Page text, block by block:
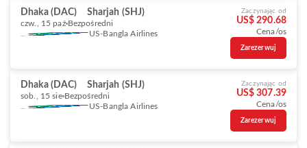
Dhaka (DAC) Sharjah (SHJ)
czw., 15 paź Bezpośredni
US-Bangla Airlines
Zaczynając od
US$ 290.68
Cena/os
Zarezerwuj
Dhaka (DAC) Sharjah (SHJ)
sob., 15 sie Bezpośredni
US-Bangla Airlines
Zaczynając od
US$ 307.39
Cena/os
Zarezerwuj